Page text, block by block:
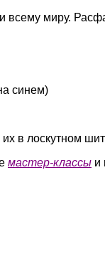
миру.
синем)
в лоскутном
мастер-классы и